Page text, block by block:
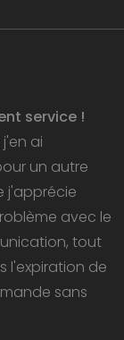
service !
ai
un autre
j'apprécie
avec le
tout
l'expiration de
sans